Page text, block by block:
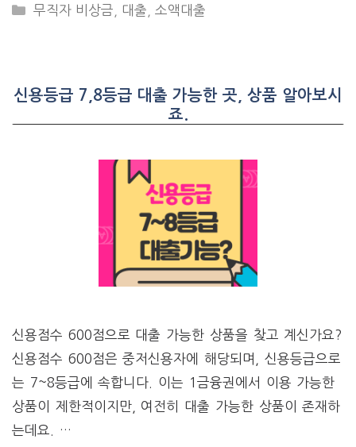
CATEGORIES
무직자 비상금 대출 소액대출
신용등급 7,8등급 대출 가능한 곳, 상품 알아보시
죠.
신용점수 600점으로 대출 가능한 상품을 찾고 계신가요?
신용점수 600점은 중저신용자에 해당되며, 신용등급으로
는 7~8등급에 속합니다. 이는 1금융권에서 이용 가능한
상품이 제한적이지만, 여전히 대출 가능한 상품이 존재하
는데요. …